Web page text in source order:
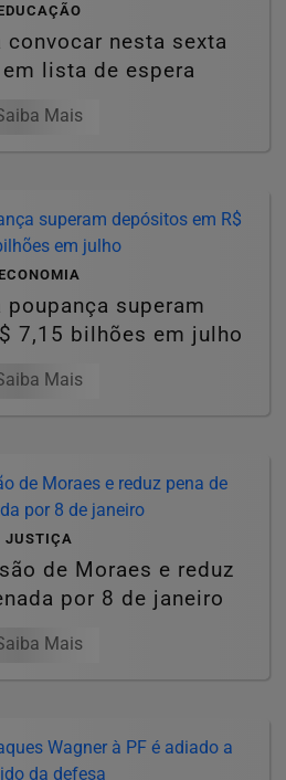
convocar nesta sexta
lista de espera
Mais
ECONOMIA
poupança superam
7,15 bilhões em julho
Mais
JUSTIÇA
de Moraes e reduz
por 8 de janeiro
Mais